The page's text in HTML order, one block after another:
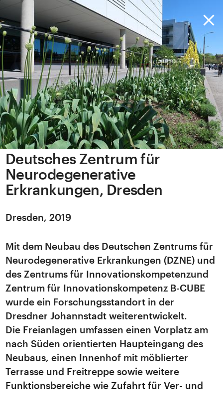
Deutsches Zentrum für
Neurodegenerative
Erkrankungen, Dresden
Dresden, 2019
Mit dem Neubau des Deutschen Zentrums für
Neurodegenerative Erkrankungen (DZNE) und
des Zentrums für Innovationskompetenzund
Zentrum für Innovationskompetenz B-CUBE
wurde ein Forschungsstandort in der
Dresdner Johannstadt weiterentwickelt.
Die Freianlagen umfassen einen Vorplatz am
nach Süden orientierten Haupteingang des
Neubaus, einen Innenhof mit möblierter
Terrasse und Freitreppe sowie weitere
Funktionsbereiche wie Zufahrt für Ver- und